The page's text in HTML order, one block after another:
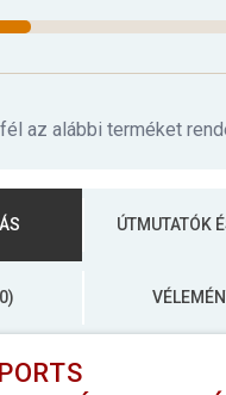
az alábbi terméket
ÚTMUTATÓK